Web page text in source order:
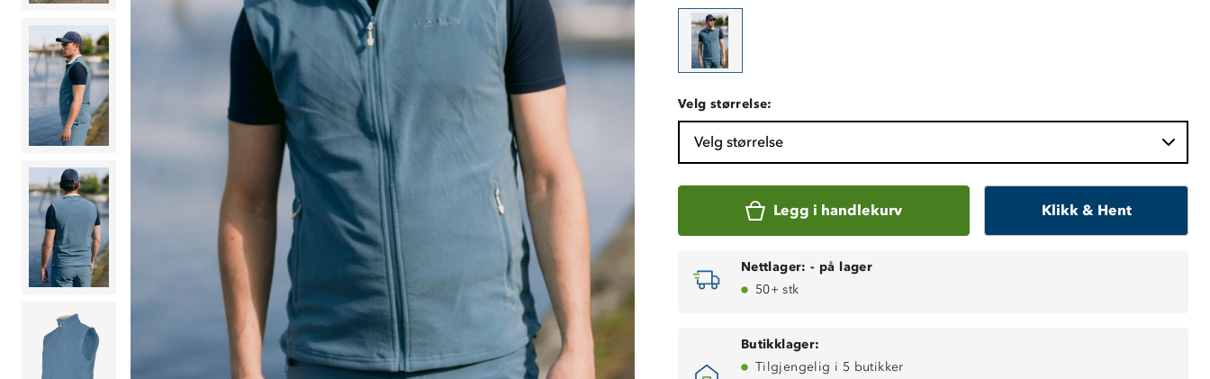
Velg størrelse:
Velg størrelse
Legg i handlekurv Klikk & Hent
Nettlager: - på lager
50+ stk
Butikklager:
Tilgjengelig i 5 butikker